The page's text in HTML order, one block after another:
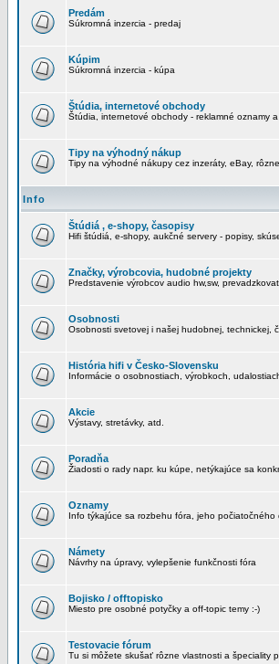
Predám
Súkromná inzercia - predaj
Kúpim
Súkromná inzercia - kúpa
Štúdia, internetové obchody
Štúdia, internetové obchody - reklamné oznamy
Tipy na výhodný nákup
Tipy na výhodné nákupy cez inzeráty, eBay,
Info
Štúdiá , e-shopy, časopisy
Hifi štúdiá, e-shopy, aukčné servery - popisy,
Značky, výrobcovia, hudobné projekty
Predstavenie výrobcov audio hw,sw,
Osobnosti
Osobnosti svetovej i našej hudobnej, technickej,
História hifi v Česko-Slovensku
Informácie o osobnostiach, výrobkoch,
Akcie
Výstavy, stretávky, atd.
Poradňa
Žiadosti o rady napr. ku kúpe, netýkajúce sa
Oznamy
Info týkajúce sa rozbehu fóra, jeho
Námety
Návrhy na úpravy, vylepšenie funkčnosti fóra
Bojisko / offtopisko
Miesto pre osobné potyčky a off-topic temy :-)
Testovacie fórum
Tu si môžete skušať rôzne vlastnosti a špeciality